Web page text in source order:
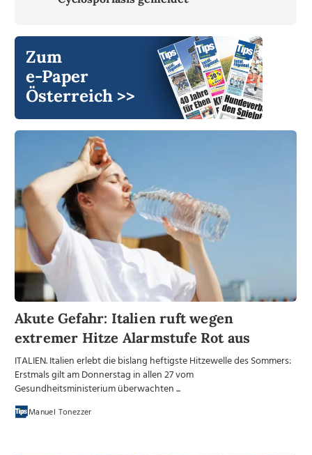
Zum
e-Paper
Österreich >>
Akute Gefahr: Italien ruft wegen
extremer Hitze Alarmstufe Rot aus
ITALIEN. Italien erlebt die bislang heftigste Hitzewelle des Sommers:
Erstmals gilt am Donnerstag in allen 27 vom
Gesundheitsministerium überwachten ...
Manuel Tonezzer